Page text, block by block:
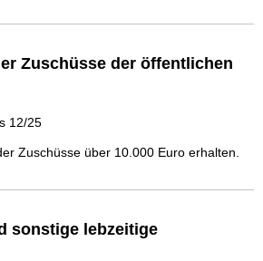
Zuschüsse der öffentlichen
12/25
Zuschüsse über 10.000 Euro erhalten.
sonstige lebzeitige